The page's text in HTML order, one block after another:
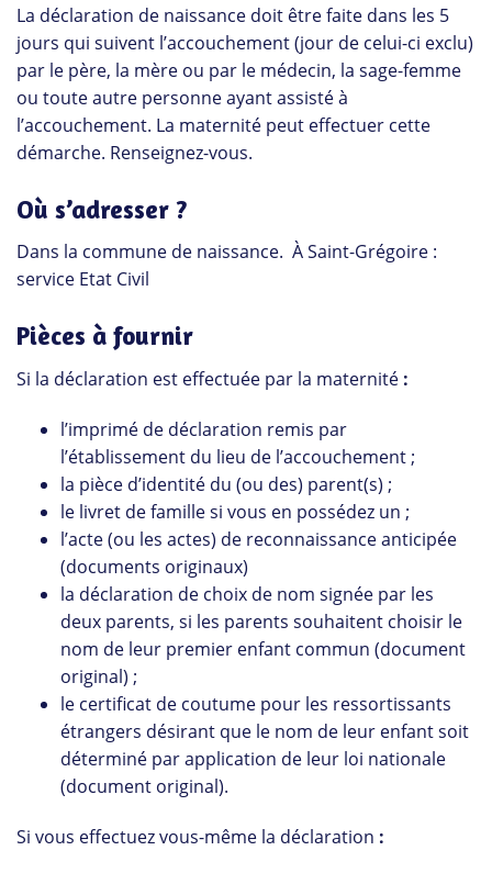
La déclaration de naissance doit être faite dans les 5
jours qui suivent l’accouchement (jour de celui-ci exclu)
par le père, la mère ou par le médecin, la sage-femme
ou toute autre personne ayant assisté à
l’accouchement. La maternité peut effectuer cette
démarche. Renseignez-vous.
Où s’adresser ?
Dans la commune de naissance. À Saint-Grégoire :
service Etat Civil
Pièces à fournir
Si la déclaration est effectuée par la maternité :
l’imprimé de déclaration remis par
l’établissement du lieu de l’accouchement ;
la pièce d’identité du (ou des) parent(s) ;
le livret de famille si vous en possédez un ;
l’acte (ou les actes) de reconnaissance anticipée
(documents originaux)
la déclaration de choix de nom signée par les
deux parents, si les parents souhaitent choisir le
nom de leur premier enfant commun (document
original) ;
le certificat de coutume pour les ressortissants
étrangers désirant que le nom de leur enfant soit
déterminé par application de leur loi nationale
(document original).
Si vous effectuez vous-même la déclaration :